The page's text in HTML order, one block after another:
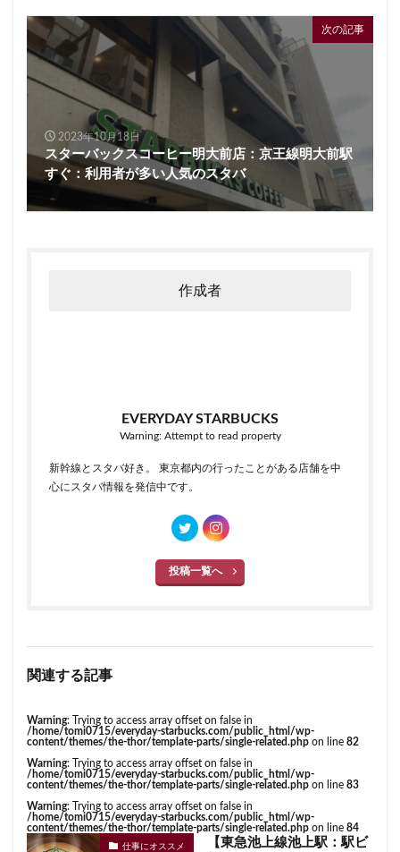
次の記事
2023年10月18日
スターバックスコーヒー明大前店：京王線明大前駅
すぐ：利用者が多い人気のスタバ
作成者
EVERYDAY STARBUCKS
Warning: Attempt to read property
新幹線とスタバ好き。 東京都内の行ったことがある店舗を中
心にスタバ情報を発信中です。
投稿一覧へ
関連する記事
Warning: Trying to access array offset on false in
/home/tomi0715/everyday-starbucks.com/public_html/wp-
content/themes/the-thor/template-parts/single-related.php on line 82
Warning: Trying to access array offset on false in
/home/tomi0715/everyday-starbucks.com/public_html/wp-
content/themes/the-thor/template-parts/single-related.php on line 83
Warning: Trying to access array offset on false in
/home/tomi0715/everyday-starbucks.com/public_html/wp-
content/themes/the-thor/template-parts/single-related.php on line 84
仕事にオススメ
【東急池上線池上駅：駅ビ